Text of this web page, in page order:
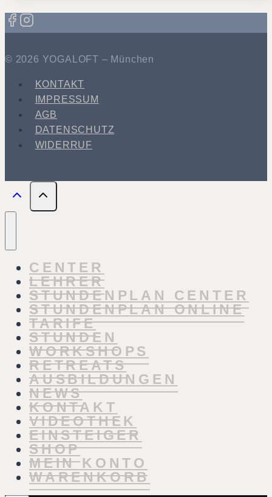
© 2026 YOGALOFT – München
KONTAKT
IMPRESSUM
AGB
DATENSCHUTZ
WIDERRUF
CENTER
LEHRER
STUNDENPLAN CENTER
STUNDENPLAN ONLINE
TARIFE
STUNDEN
WORKSHOPS
RETREATS
AUSBILDUNGEN
NEWS
KONTAKT
VIDEOTHEK
EINSTEIGER
SHOP
MEIN KONTO
WARENKORB